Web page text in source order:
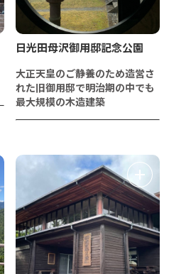
日光田母沢御用邸記念公園
大正天皇のご静養のため造営さ
れた旧御用邸で明治期の中でも
最大規模の木造建築